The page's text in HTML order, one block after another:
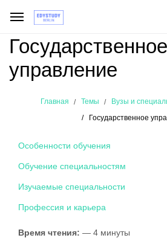
Государственное
управление
Главная Темы
Вузы и
Государственное
Особенности обучения
Обучение специальностям
Изучаемые специальности
Профессия и карьера
Время чтения: — 4 минуты